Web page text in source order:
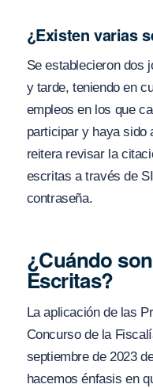
¿Existen varias
Se establecieron dos
y tarde, teniendo en
empleos en los que
participar y haya sido
reitera revisar la
escritas a través de
contraseña.
¿Cuándo
Escritas?
La aplicación de las
Concurso de la
septiembre de 2023
hacemos énfasis en